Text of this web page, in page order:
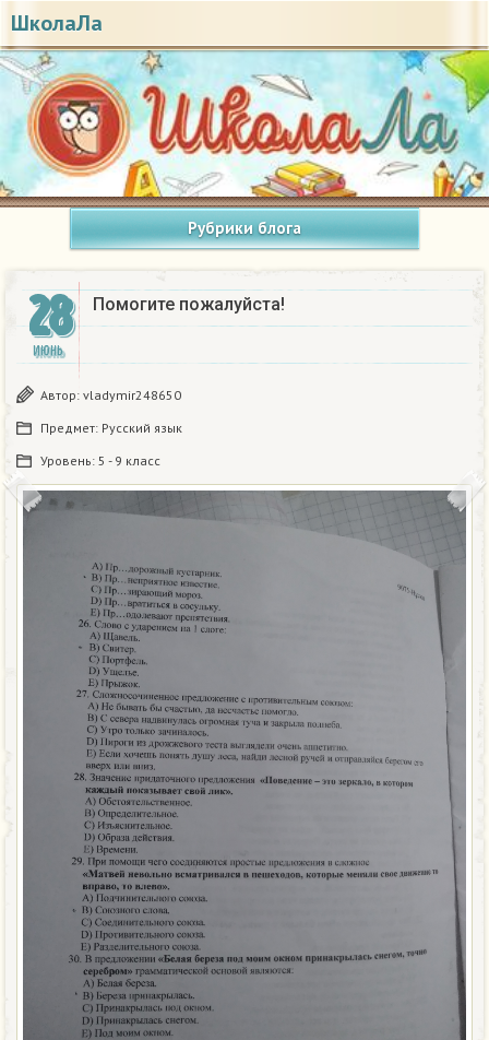
ШколаЛа
Рубрики блога
28
ИЮНЬ
Помогите пожалуйста!
Автор: vladymir248650
Предмет: Русский язык
Уровень: 5 - 9 класс